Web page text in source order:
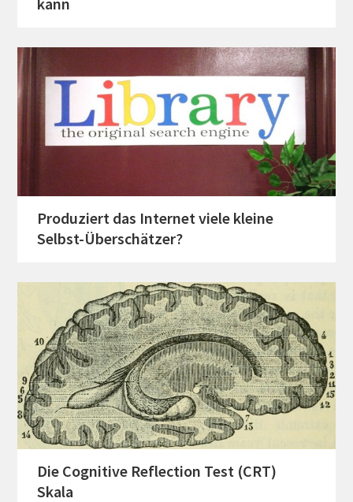
Produziert das Internet viele kleine
Selbst-Überschätzer?
Die Cognitive Reflection Test (CRT)
Skala